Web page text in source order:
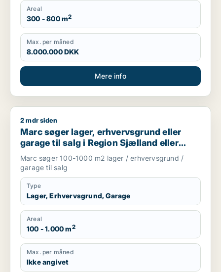
Areal
300 - 800 m2
Max. per måned
8.000.000 DKK
Mere info
Marc søger lager, erhvervsgrund eller garage til salg i
2 mdr siden
Marc søger lager, erhvervsgrund eller
garage til salg i Region Sjælland eller
Nordsjælland
Marc søger 100-1000 m2 lager / erhvervsgrund /
garage til salg
Type
Lager, Erhvervsgrund, Garage
Areal
100 - 1.000 m2
Max. per måned
Ikke angivet